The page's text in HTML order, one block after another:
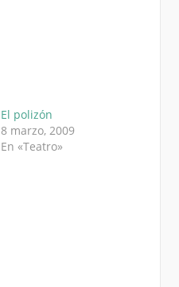
El polizón
8 marzo, 2009
En «Teatro»